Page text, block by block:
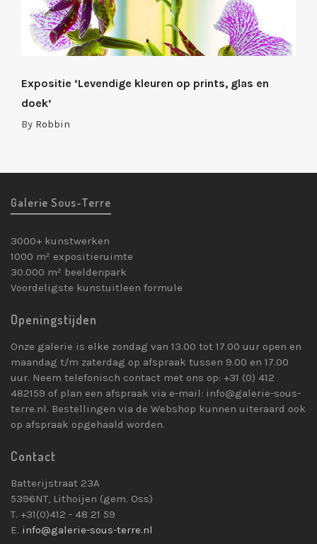
Expositie ‘Levendige kleuren op prints, glas en
doek’
By Robbin
Galerie Sous-Terre
3000+ kunstwerken
1000 m² expositieruimte
30.000 m² beeldenpark
Voordeligste kunstuitleen formule
Openingstijden
Onze galerie is elke zondag van 13.00 tot 17.00 uur open en
maandag t/m zaterdag op afspraak tussen 9.00 en 17.00
uur. Neem telefonisch contact met ons op: +31 (0) 412
482159 of plan een afspraak via e-mail: info@galerie-sous-
terre.nl. Bestellingen via de Webshop kunnen uiteraard ook
op afspraak opgehaald worden.
Contact
Batterijstraat 23A
5396NT, Lithoijen (gem. Oss)
T. +31(0)412 - 48 21 59
E. info@galerie-sous-terre.nl